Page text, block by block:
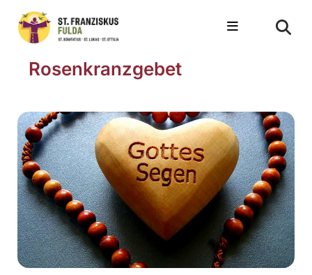
Rosenkranzgebet